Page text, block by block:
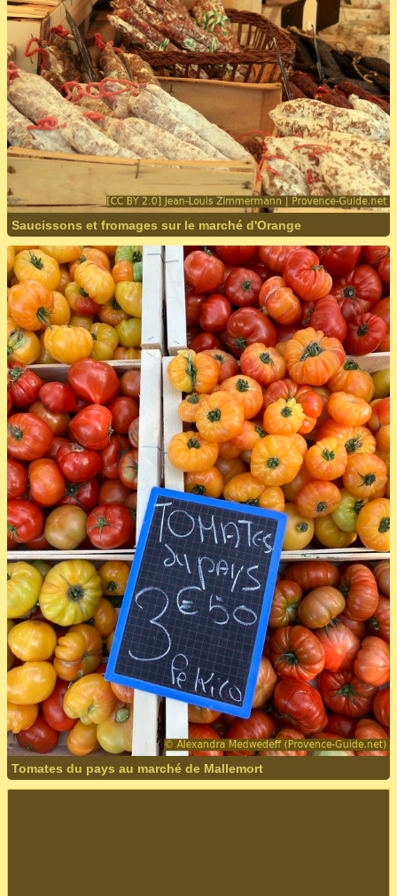
Saucissons et fromages sur le marché d'Orange
Tomates du pays au marché de Mallemort